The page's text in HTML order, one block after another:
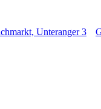
Unteranger 3